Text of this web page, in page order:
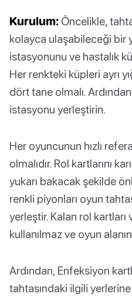
Kurulum: Öncelikle,
kolayca ulaşabileceği bir
istasyonunu ve hastalık
Her renkteki küpleri ayrı
dört tane olmalı.
istasyonu yerleştirin.
Her oyuncunun hızlı
olmalıdır. Rol kartlarını
yukarı bakacak şekilde
renkli piyonları oyun
yerleştir. Kalan rol kartları
kullanılmaz ve oyun
Ardından, Enfeksiyon
tahtasındaki ilgili